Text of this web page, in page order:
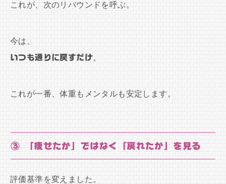
これが、次のリバウンドを呼ぶ。
今は、
いつも通りに戻すだけ。
これが一番、体重もメンタルも安定します。
③ 「痩せたか」ではなく「戻れたか」を見る
評価基準を変えました。